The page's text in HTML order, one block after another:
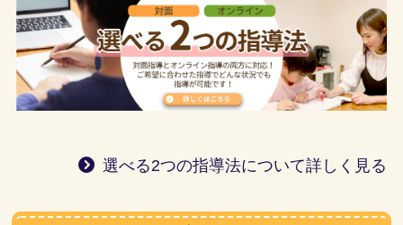
選べる2つの指導法について詳しく見る